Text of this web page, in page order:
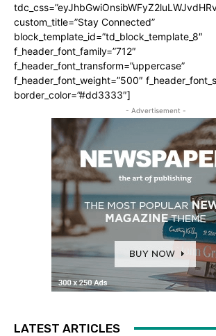
custom_title=”Stay Connected”
block_template_id=”td_block_template_8″
f_header_font_family=”712″
f_header_font_transform=”uppercase”
f_header_font_weight=”500″
border_color=”#dd3333″]
- Advertisement -
LATEST ARTICLES